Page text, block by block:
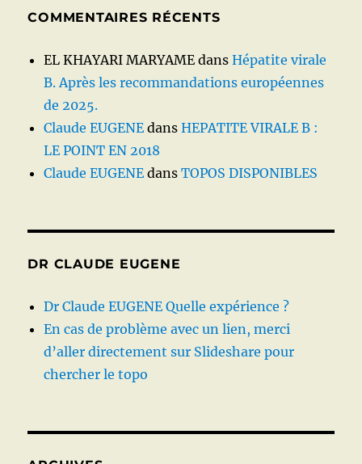
COMMENTAIRES RÉCENTS
EL KHAYARI MARYAME dansHépatite virale
B. Après les recommandations européennes
de 2025.
Claude EUGENE dansHEPATITE VIRALE B :
LE POINT EN 2018
Claude EUGENE dansTOPOS DISPONIBLES
DR CLAUDE EUGENE
Dr Claude EUGENE Quelle expérience ?
En cas de problème avec un lien, merci
d’aller directement sur Slideshare pour
chercher le topo